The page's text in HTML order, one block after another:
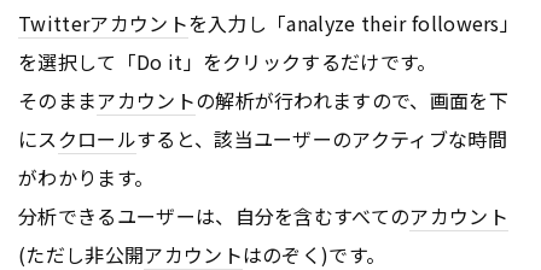
Twitterアカウントを入力し「analyze their followers」
を選択して「Do it」をクリックするだけです。
そのままアカウントの解析が行われますので、画面を下
にスクロールすると、該当ユーザーのアクティブな時間
がわかります。
分析できるユーザーは、自分を含むすべてのアカウント
(ただし非公開アカウントはのぞく)です。